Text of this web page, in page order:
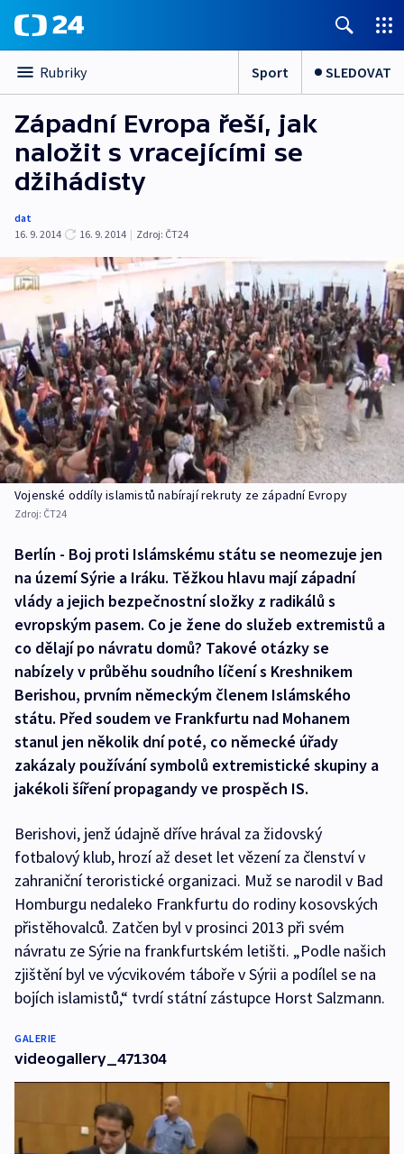
Rubriky Sport SLEDOVAT
Západní Evropa řeší, jak
naložit s vracejícími se
džihádisty
dat
16. 9. 2014
16. 9. 2014 | Zdroj: ČT24
Vojenské oddíly islamistů nabírají rekruty ze západní Evropy
Zdroj: ČT24
Berlín - Boj proti Islámskému státu se neomezuje jen
na území Sýrie a Iráku. Těžkou hlavu mají západní
vlády a jejich bezpečnostní složky z radikálů s
evropským pasem. Co je žene do služeb extremistů a
co dělají po návratu domů? Takové otázky se
nabízely v průběhu soudního líčení s Kreshnikem
Berishou, prvním německým členem Islámského
státu. Před soudem ve Frankfurtu nad Mohanem
stanul jen několik dní poté, co německé úřady
zakázaly používání symbolů extremistické skupiny a
jakékoli šíření propagandy ve prospěch IS.
Berishovi, jenž údajně dříve hrával za židovský
fotbalový klub, hrozí až deset let vězení za členství v
zahraniční teroristické organizaci. Muž se narodil v Bad
Homburgu nedaleko Frankfurtu do rodiny kosovských
přistěhovalců. Zatčen byl v prosinci 2013 při svém
návratu ze Sýrie na frankfurtském letišti. „Podle našich
zjištění byl ve výcvikovém táboře v Sýrii a podílel se na
bojích islamistů,“ tvrdí státní zástupce Horst Salzmann.
GALERIE
videogallery_471304